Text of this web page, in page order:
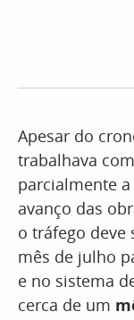
Apesar do
trabalhava
parcialmente
avanço das
o tráfego deve
mês de julho
e no sistema
cerca de um